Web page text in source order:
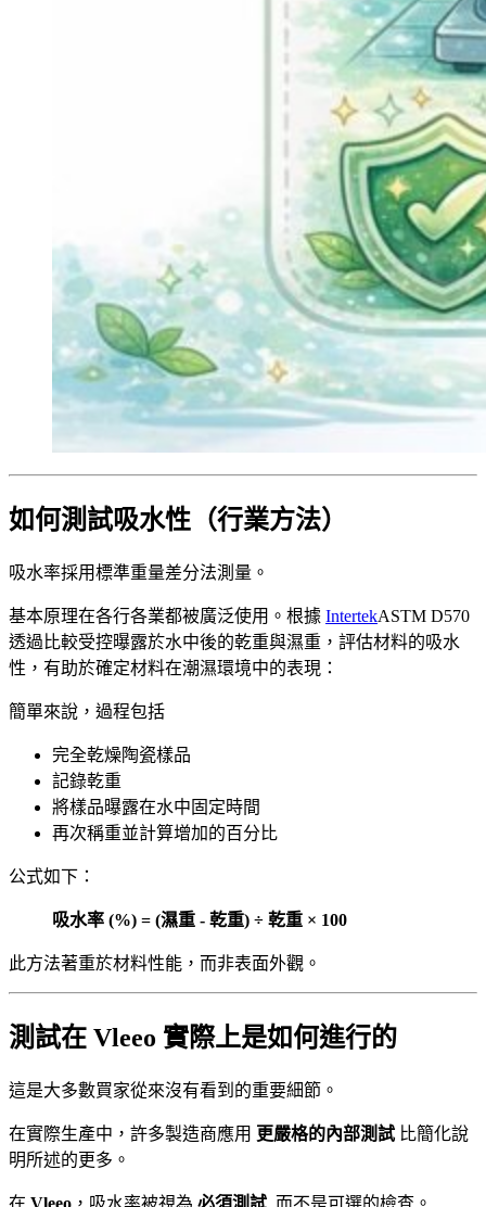
如何測試吸水性（行業方法）
吸水率採用標準重量差分法測量。
基本原理在各行各業都被廣泛使用。根據 IntertekASTM D570
透過比較受控曝露於水中後的乾重與濕重，評估材料的吸水
性，有助於確定材料在潮濕環境中的表現：
簡單來說，過程包括
完全乾燥陶瓷樣品
記錄乾重
將樣品曝露在水中固定時間
再次稱重並計算增加的百分比
公式如下：
吸水率 (%) = (濕重 - 乾重) ÷ 乾重 × 100
此方法著重於材料性能，而非表面外觀。
測試在 Vleeo 實際上是如何進行的
這是大多數買家從來沒有看到的重要細節。
在實際生產中，許多製造商應用 更嚴格的內部測試比簡化說
明所述的更多。
在 Vleeo ，吸水率被視為 必須測試 , 而不是可選的檢查。